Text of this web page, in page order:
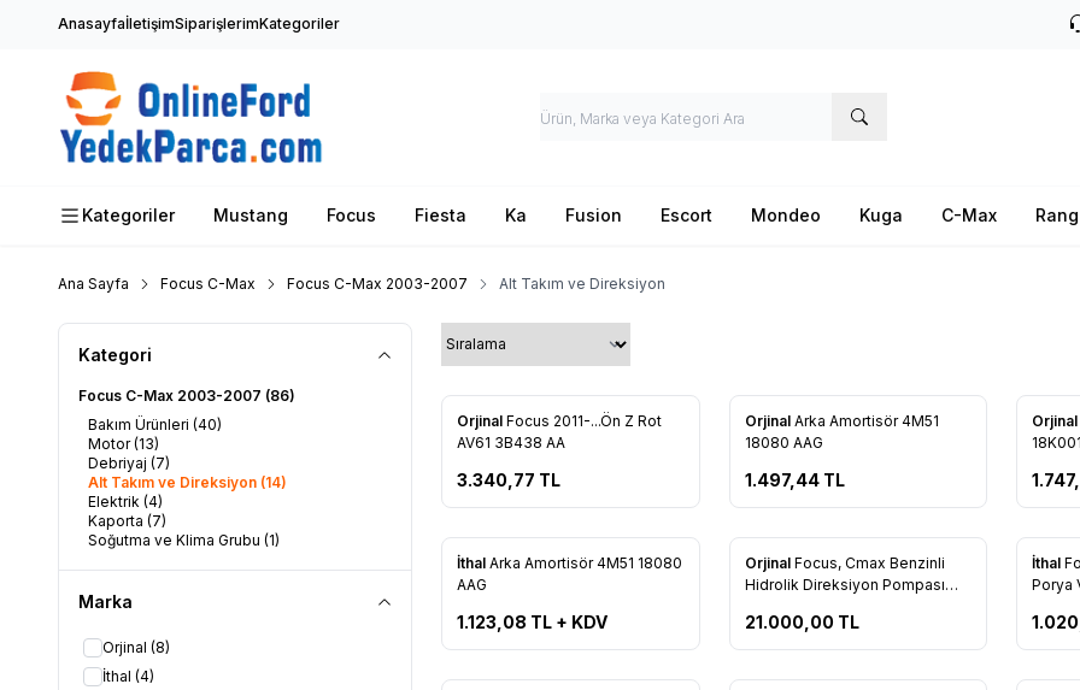
AnasayfaİletişimSiparişlerimKategoriler
Kategoriler Mustang Focus Fiesta Ka Fusion Escort Mondeo Kuga C-Max
Ana Sayfa Focus C-Max Focus C-Max 2003-2007 Alt Takım ve Direksiyon
Kategori
Focus C-Max 2003-2007 (86)
Bakım Ürünleri (40)
Motor(13)
Debriyaj (7)
Alt Takım ve Direksiyon (14)
Elektrik (4)
Kaporta (7)
Soğutma ve Klima Grubu (1)
Marka
Orjinal (8)
İthal (4)
Favorilere Ekle
Orjinal Focus 2011-...Ön Z Rot
AV61 3B438 AA
3.340,77 TL
Favorilere Ekle
Tükendi
Orjinal Arka Amortisör 4M51
18080 AAG
1.497,44TL
Orjinal
Favorilere Ekle
Tükendi
İthal Arka Amortisör 4M51 18080
AAG
1.123,08 TL + KDV
Yeni
Favorilere Ekle
Orjinal Focus, Cmax Benzinli
Hidrolik Direksiyon Pompası
AE)
21.000,00 TL
Tükendi
İthal
Porya
Tükendi